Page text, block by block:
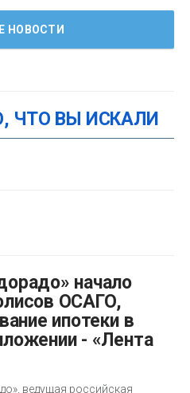
НОВОСТИ
ЧТО ВЫ ИСКАЛИ
ОСАГО,
ипотеки в
- «Лента
ведущая российская